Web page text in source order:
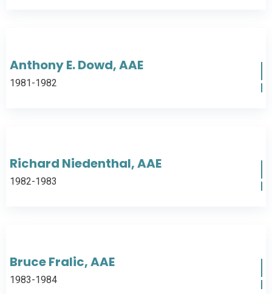
Anthony E. Dowd, AAE
1981-1982
Richard Niedenthal, AAE
1982-1983
Bruce Fralic, AAE
1983-1984